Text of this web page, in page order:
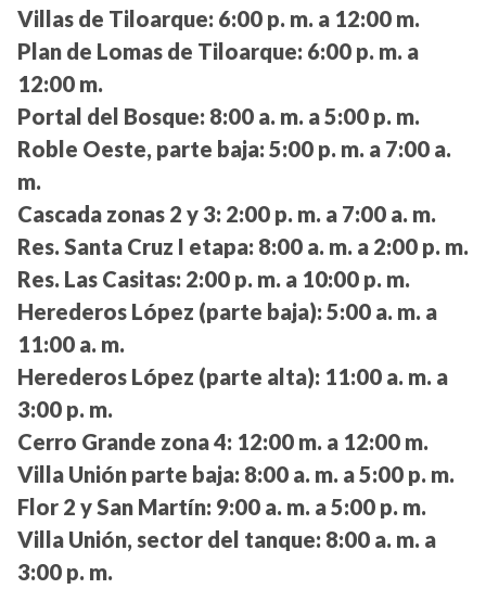
Villas de Tiloarque: 6:00 p. m. a 12:00 m.
Plan de Lomas de Tiloarque: 6:00 p. m. a
12:00 m.
Portal del Bosque: 8:00 a. m. a 5:00 p. m.
Roble Oeste, parte baja: 5:00 p. m. a 7:00 a.
m.
Cascada zonas 2 y 3: 2:00 p. m. a 7:00 a. m.
Res. Santa Cruz I etapa: 8:00 a. m. a 2:00 p. m.
Res. Las Casitas: 2:00 p. m. a 10:00 p. m.
Herederos López (parte baja): 5:00 a. m. a
11:00 a. m.
Herederos López (parte alta): 11:00 a. m. a
3:00 p. m.
Cerro Grande zona 4: 12:00 m. a 12:00 m.
Villa Unión parte baja: 8:00 a. m. a 5:00 p. m.
Flor 2 y San Martín: 9:00 a. m. a 5:00 p. m.
Villa Unión, sector del tanque: 8:00 a. m. a
3:00 p. m.